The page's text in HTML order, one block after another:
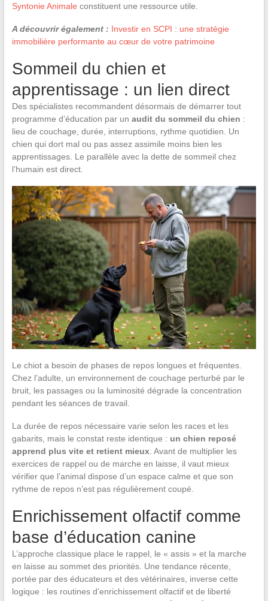
Syntonie Animale constituent une ressource utile.
A découvrir également : Investir en SCPI : une stratégie
immobilière performante au cœur de votre patrimoine
Sommeil du chien et
apprentissage : un lien direct
Des spécialistes recommandent désormais de démarrer tout
programme d’éducation par un audit du sommeil du chien :
lieu de couchage, durée, interruptions, rythme quotidien. Un
chien qui dort mal ou pas assez assimile moins bien les
apprentissages. Le parallèle avec la dette de sommeil chez
l’humain est direct.
Le chiot a besoin de phases de repos longues et fréquentes.
Chez l’adulte, un environnement de couchage perturbé par le
bruit, les passages ou la luminosité dégrade la concentration
pendant les séances de travail.
La durée de repos nécessaire varie selon les races et les
gabarits, mais le constat reste identique : un chien reposé
apprend plus vite et retient mieux. Avant de multiplier les
exercices de rappel ou de marche en laisse, il vaut mieux
vérifier que l’animal dispose d’un espace calme et que son
rythme de repos n’est pas régulièrement coupé.
Enrichissement olfactif comme
base d’éducation canine
L’approche classique place le rappel, le « assis » et la marche
en laisse au sommet des priorités. Une tendance récente,
portée par des éducateurs et des vétérinaires, inverse cette
logique : les routines d’enrichissement olfactif et de liberté